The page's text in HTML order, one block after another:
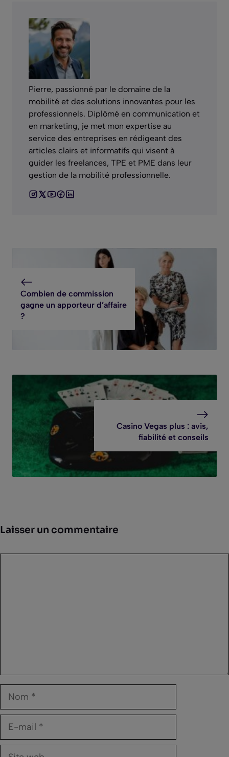
Pierre, passionné par le domaine de la
mobilité et des solutions innovantes pour les
professionnels. Diplômé en communication et
en marketing, je met mon expertise au
service des entreprises en rédigeant des
articles clairs et informatifs qui visent à
guider les freelances, TPE et PME dans leur
gestion de la mobilité professionnelle.
Combien de commission
gagne un apporteur d’affaire
?
Casino Vegas plus : avis,
fiabilité et conseils
Laisser un commentaire
Nom
E-
Site